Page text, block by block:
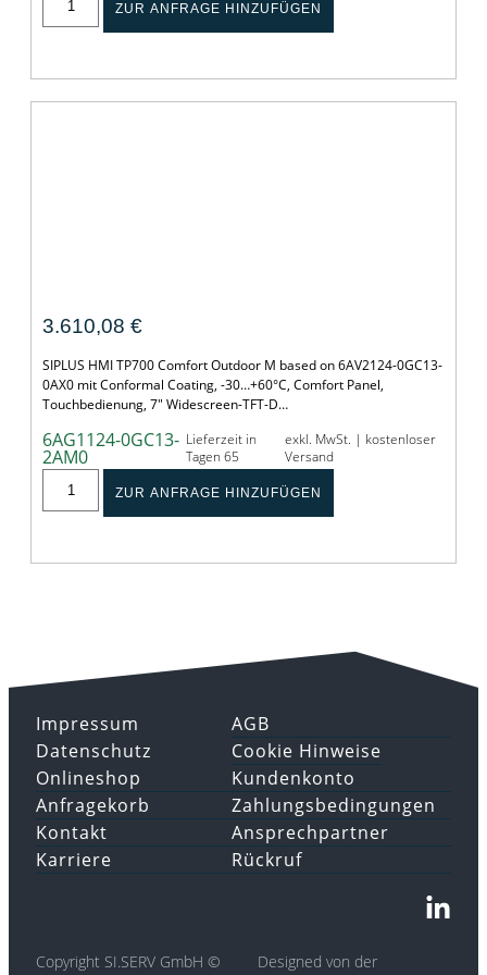
ZUR ANFRAGE HINZUFÜGEN
3.610,08 €
SIPLUS HMI TP700 Comfort Outdoor M based on 6AV2124-0GC13-
0AX0 mit Conformal Coating, -30…+60°C, Comfort Panel,
Touchbedienung, 7" Widescreen-TFT-D…
6AG1124-0GC13-
2AM0
Lieferzeit in
Tagen 65
exkl. MwSt. | kostenloser
Versand
ZUR ANFRAGE HINZUFÜGEN
Impressum
Datenschutz
AGB
Cookie Hinweise
Onlineshop
Anfragekorb
Kundenkonto
Zahlungsbedingungen
Kontakt
Karriere
Ansprechpartner
Rückruf
Copyright SI.SERV GmbH ©
Designed von der